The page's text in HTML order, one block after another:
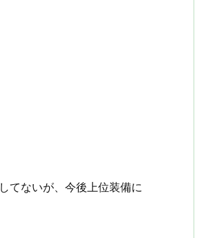
てないが、今後上位装備に